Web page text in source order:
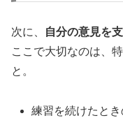
次に、 自分の意見を
ここで大切なのは、
と。
練習を続けたとき